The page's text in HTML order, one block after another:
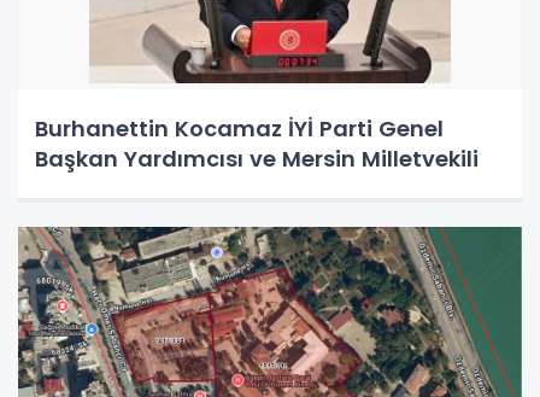
Burhanettin Kocamaz İYİ Parti Genel
Başkan Yardımcısı ve Mersin Milletvekili